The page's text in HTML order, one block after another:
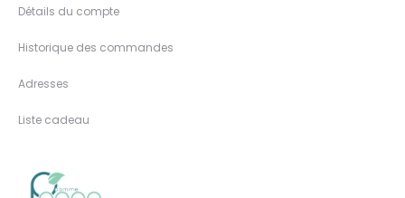
Détails du compte
Historique des commandes
Adresses
Liste cadeau